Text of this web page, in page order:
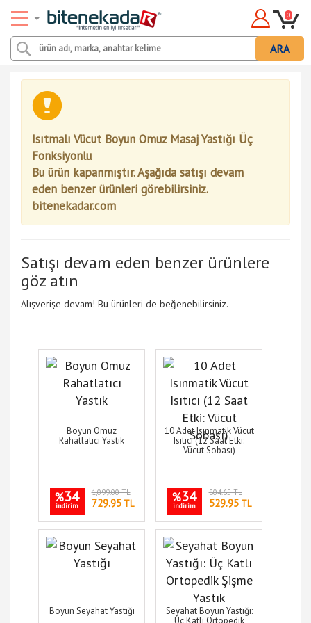
ARA
0
Isıtmalı Vücut Boyun Omuz Masaj Yastığı Üç
Fonksiyonlu
Bu ürün kapanmıştır. Aşağıda satışı devam
eden benzer ürünleri görebilirsiniz.
bitenekadar.com
Satışı devam eden benzer ürünlere
göz atın
Alışverişe devam! Bu ürünleri de beğenebilirsiniz.
Boyun Omuz
Rahatlatıcı Yastık
%34
indirim
1,099.00 TL
729.95TL
10 Adet Isınmatik Vücut
Isıtıcı (12 Saat Etki:
Vücut Sobası)
%34
indirim
804.65 TL
529.95TL
Boyun Seyahat Yastığı
Seyahat Boyun Yastığı:
Üç Katlı Ortopedik